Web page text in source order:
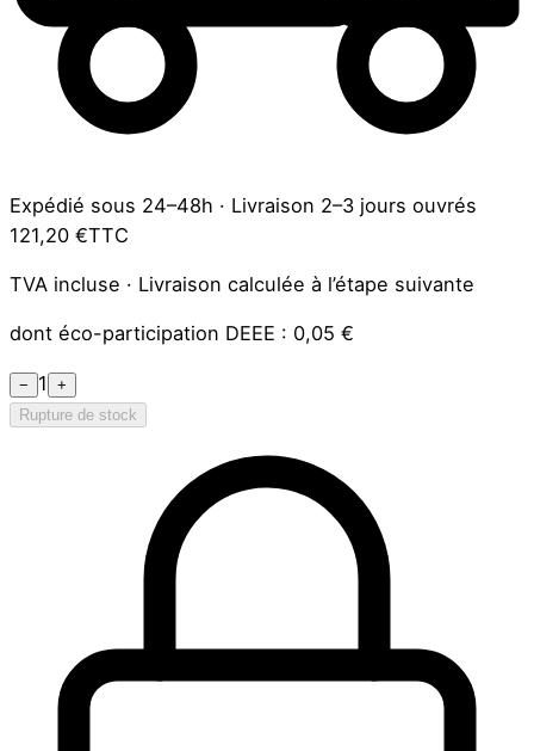
Expédié sous 24–48h · Livraison 2–3 jours ouvrés
121,20 €TTC
TVA incluse · Livraison calculée à l’étape suivante
dont éco-participation DEEE : 0,05 €
− 1
+
Rupture de stock